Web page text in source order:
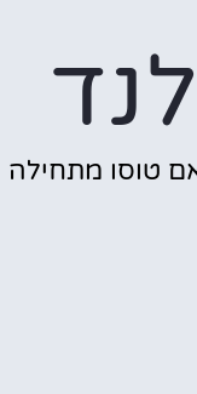
טוסו מתחילה